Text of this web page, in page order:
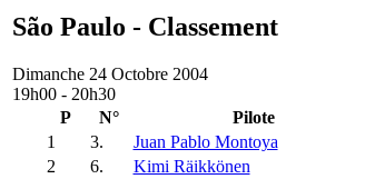
São Paulo - Classement
Dimanche 24 Octobre 2004
19h00 - 20h30
P
N° Pilote
1
3. Juan Pablo Montoya
2
6. Kimi Räikkönen